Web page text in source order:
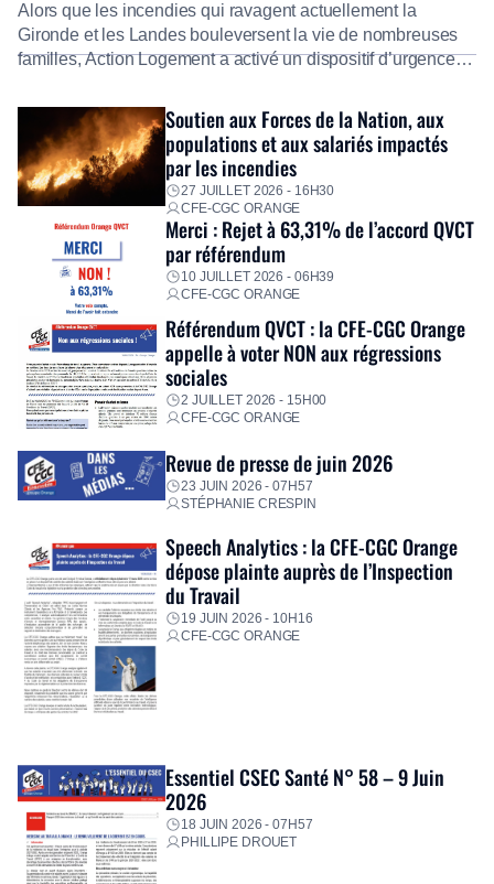
Alors que les incendies qui ravagent actuellement la
Gironde et les Landes bouleversent la vie de nombreuses
familles, Action Logement a activé un dispositif d’urgence
Fidèle à sa mission d’utilité sociale, le Groupe mobilise
immédiatement ses équipes afin de proposer un diagnostic
personnalisé, des aides financières pour faire face aux
premières dépenses, […]
Soutien aux Forces de la Nation, aux
populations et aux salariés impactés
par les incendies
27 JUILLET 2026 - 16H30
CFE-CGC ORANGE
Merci : Rejet à 63,31% de l’accord QVCT
par référendum
10 JUILLET 2026 - 06H39
CFE-CGC ORANGE
Référendum QVCT : la CFE-CGC Orange
appelle à voter NON aux régressions
sociales
2 JUILLET 2026 - 15H00
CFE-CGC ORANGE
Revue de presse de juin 2026
23 JUIN 2026 - 07H57
STÉPHANIE CRESPIN
Speech Analytics : la CFE-CGC Orange
dépose plainte auprès de l’Inspection
du Travail
19 JUIN 2026 - 10H16
CFE-CGC ORANGE
Essentiel CSEC Santé N° 58 – 9 Juin
2026
18 JUIN 2026 - 07H57
PHILLIPE DROUET